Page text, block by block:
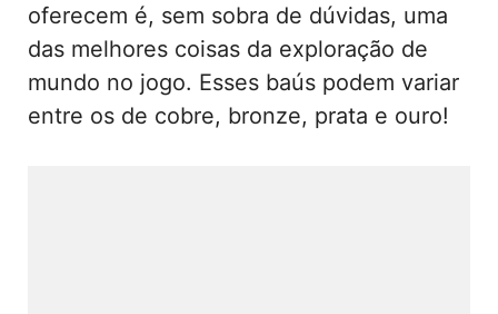
oferecem é, sem sobra de dúvidas, uma
das melhores coisas da exploração de
mundo no jogo. Esses baús podem variar
entre os de cobre, bronze, prata e ouro!